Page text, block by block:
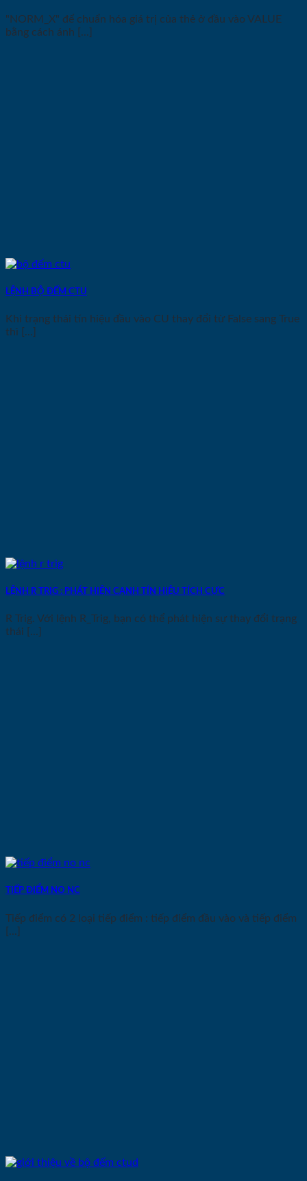
"NORM_X" để chuẩn hóa giá trị của thẻ ở đầu vào VALUE
bằng cách ánh [...]
LỆNH BỘ ĐẾM CTU
Khi trạng thái tín hiệu đầu vào CU thay đổi từ False sang True
thì [...]
LỆNH R TRIG : PHÁT HIỆN CẠNH TÍN HIỆU TÍCH CỰC
R Trig. Với lệnh R_Trig, bạn có thể phát hiện sự thay đổi trạng
thái [...]
TIẾP ĐIỂM NO NC
Tiếp điểm có 2 loại tiếp điểm : tiếp điểm đầu vào và tiếp điểm
[...]